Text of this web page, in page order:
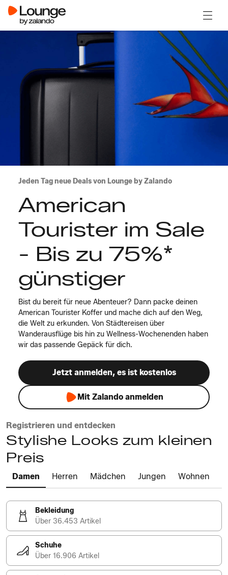
Jeden Tag neue Deals von Lounge by Zalando
American
Tourister im Sale
- Bis zu 75%*
günstiger
Bist du bereit für neue Abenteuer? Dann packe deinen
American Tourister Koffer und mache dich auf den Weg,
die Welt zu erkunden. Von Städtereisen über
Wanderausflüge bis hin zu Wellness-Wochenenden haben
wir das passende Gepäck für dich.
Jetzt anmelden, es ist kostenlos
Mit Zalando anmelden
Registrieren und entdecken
Stylishe Looks zum kleinen
Preis
Damen Herren Mädchen Jungen Wohnen
Bekleidung
Über 36.453 Artikel
Schuhe
Über 16.906 Artikel